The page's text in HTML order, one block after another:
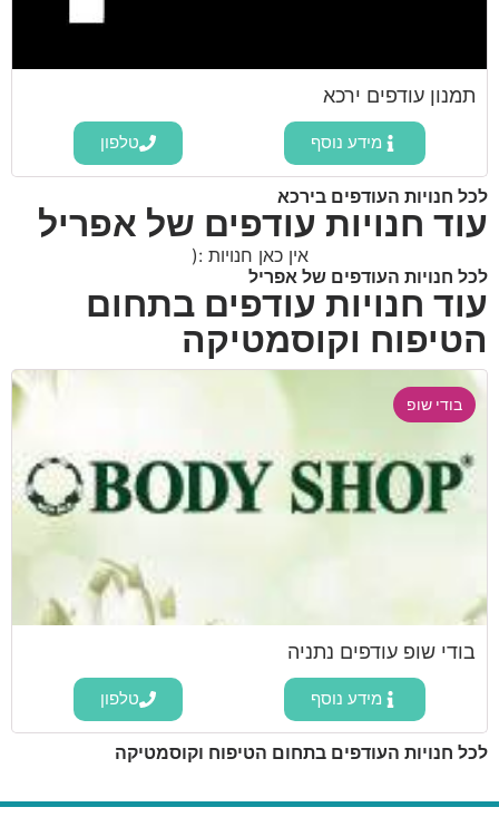
תמנון עודפים ירכא
מידע נוסף טלפון
לכל חנויות העודפים בירכא
עוד חנויות עודפים של אפריל
אין כאן חנויות :(
לכל חנויות העודפים של אפריל
עוד חנויות עודפים בתחום
הטיפוח וקוסמטיקה
בודי שופ
בודי שופ עודפים נתניה
מידע נוסף טלפון
לכל חנויות העודפים בתחום הטיפוח וקוסמטיקה